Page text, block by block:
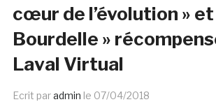
cœur de l’évolution »
Bourdelle »
Laval Virtual
Ecrit paradmin le 07/04/2018